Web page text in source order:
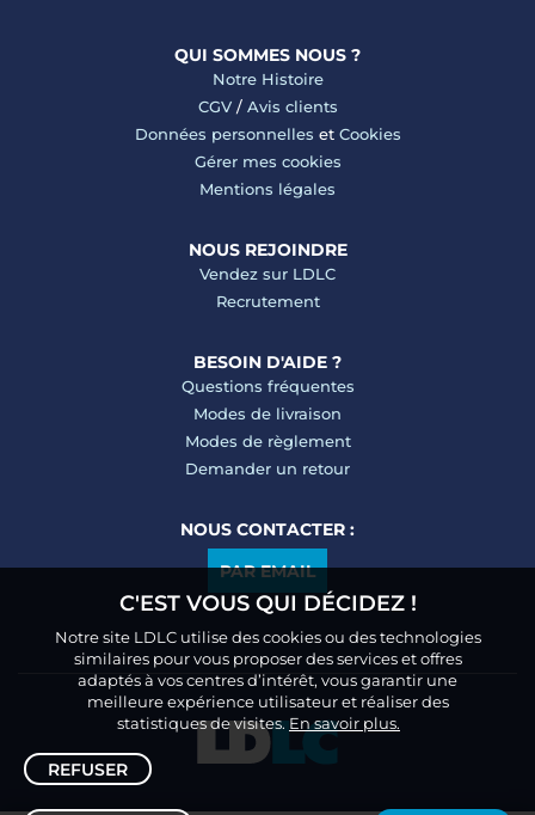
QUI SOMMES NOUS ?
Notre Histoire
CGV/ Avis clients
Données personnelles et Cookies
Gérer mes cookies
Mentions légales
NOUS REJOINDRE
Vendez sur LDLC
Recrutement
BESOIN D'AIDE ?
Questions fréquentes
Modes de livraison
Modes de règlement
Demander un retour
NOUS CONTACTER :
PAR EMAIL
C'EST VOUS QUI DÉCIDEZ !
Notre site LDLC utilise des cookies ou des technologies
similaires pour vous proposer des services et offres
adaptés à vos centres d’intérêt, vous garantir une
meilleure expérience utilisateur et réaliser des
statistiques de visites.En savoir plus.
REFUSER